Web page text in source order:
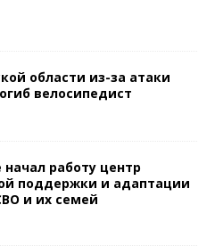
области из-за атаки
велосипедист
начал работу центр
поддержки и адаптации
и их семей